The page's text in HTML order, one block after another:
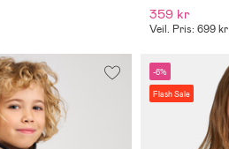
359 kr
Veil. Pris: 699 kr
-6%
Flash Sale